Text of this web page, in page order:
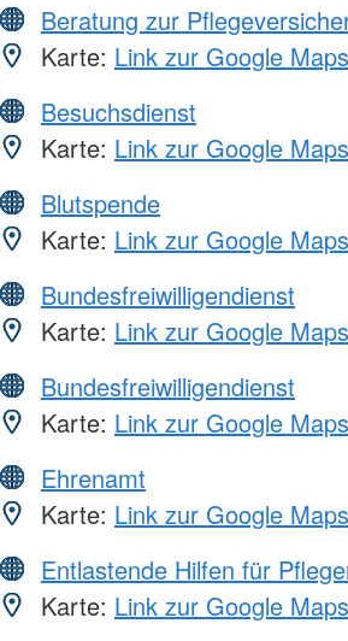
Beratung zur
Karte: Link zur Google
Besuchsdienst
Karte: Link zur Google
Blutspende
Karte: Link zur Google
Bundesfreiwilligendienst
Karte: Link zur Google
Bundesfreiwilligendienst
Karte: Link zur Google
Ehrenamt
Karte: Link zur Google
Entlastende Hilfen für
Karte: Link zur Google